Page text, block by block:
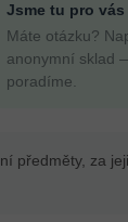
Jsme tu pro vás
Máte otázku?
anonymní sklad
poradíme.
předměty, za